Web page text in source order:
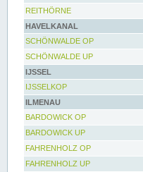
REITHÖRNE
HAVELKANAL
SCHÖNWALDE OP
SCHÖNWALDE UP
IJSSEL
IJSSELKOP
ILMENAU
BARDOWICK OP
BARDOWICK UP
FAHRENHOLZ OP
FAHRENHOLZ UP